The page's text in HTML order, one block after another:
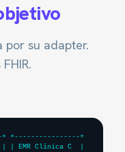
por su adapter.
+----------------+
| EMR Clínica C  |